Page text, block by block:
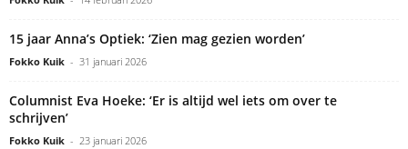
15 jaar Anna’s Optiek: ‘Zien mag gezien worden’
Fokko Kuik - 31 januari 2026
Columnist Eva Hoeke: ‘Er is altijd wel iets om over te
schrijven’
Fokko Kuik - 23 januari 2026